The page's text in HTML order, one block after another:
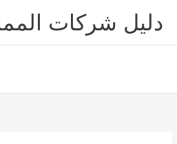
دليل شركات